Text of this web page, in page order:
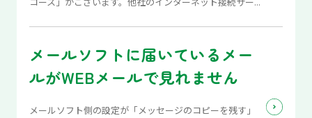
メールソフトに届いているメー
ルがWEBメールで見れません
メールソフト側の設定が「メッセージのコピーを残す」